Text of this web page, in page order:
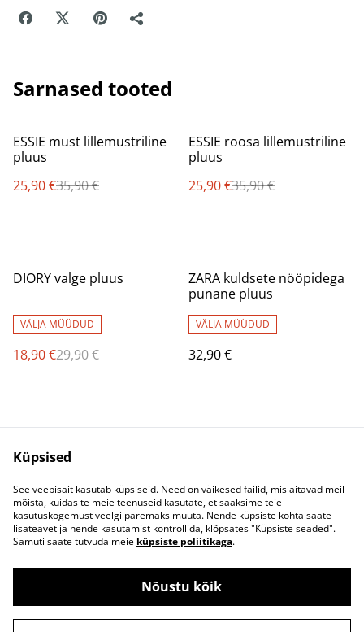
Sarnased tooted
%
ESSIE must lillemustriline
pluus
25,90 €35,90 €
%
ESSIE roosa lillemustriline
pluus
25,90 €35,90 €
%
DIORY valge pluus
VÄLJA MÜÜDUD
18,90 €29,90 €
ZARA kuldsete nööpidega
punane pluus
VÄLJA MÜÜDUD
32,90 €
Kontaktivorm
Ostu- ja
müügitingimused
Privaatsuspoliitika
Küpsised
©2026Oh So Pretty!
Küpsised
See veebisait kasutab küpsiseid. Need on väikesed failid, mis aitavad meil
mõista, kuidas te meie teenuseid kasutate, et saaksime teie
kasutuskogemust veelgi paremaks muuta. Nende küpsiste kohta saate
lisateavet ja nende kasutamist kontrollida, klõpsates "Küpsiste seaded".
Samuti saate tutvuda meie küpsiste poliitikaga.
Nõustu kõik